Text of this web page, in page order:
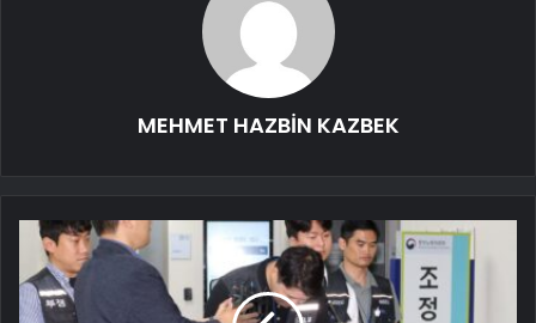
MEHMET HAZBİN KAZBEK